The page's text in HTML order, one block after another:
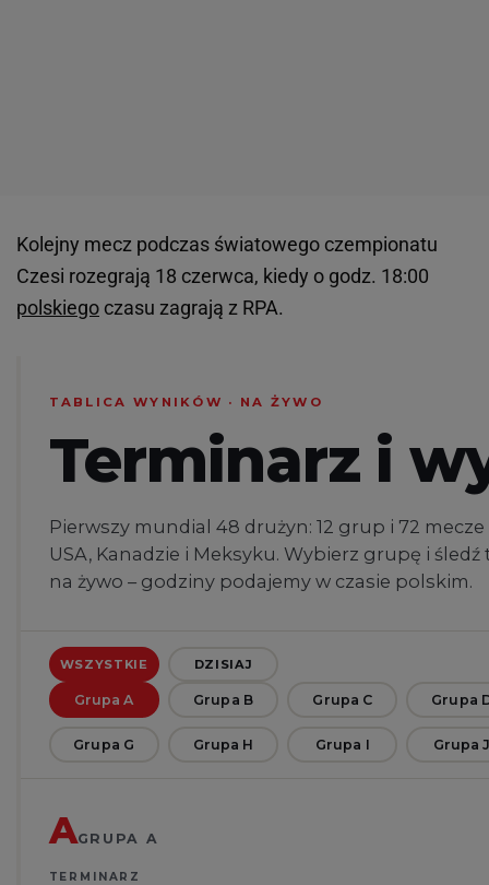
Kolejny mecz podczas światowego czempionatu
Czesi rozegrają 18 czerwca, kiedy o godz. 18:00
polskiego czasu zagrają z RPA.